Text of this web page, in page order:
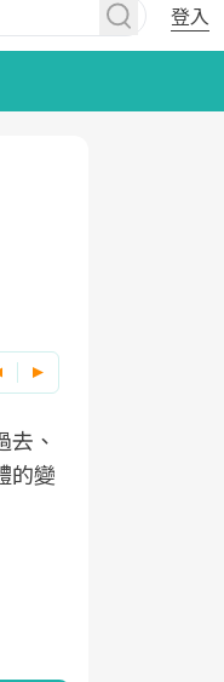
登入
、
的變